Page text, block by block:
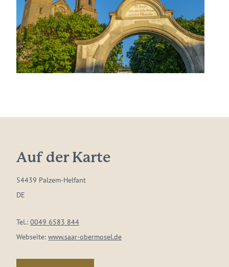
Auf der Karte
54439 Palzem-Helfant
DE
Tel.: 0049 6583 844
Webseite: www.saar-obermosel.de